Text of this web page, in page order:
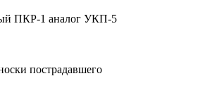
ПКР-1 аналог УКП-5
пострадавшего